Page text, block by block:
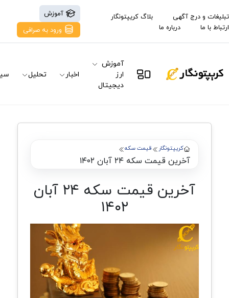
تبلیغات و درج آگهی
بلاگ کریپتونگار
ارتباط با ما
درباره ما
آموزش
ورود به صرافی
آموزش
ارز
دیجیتال
اخبار تحلیل
کریپتونگار قیمت سکه
آخرین قیمت سکه ۲۴ آبان ۱۴۰۲
آخرین قیمت سکه ۲۴ آبان
۱۴۰۲